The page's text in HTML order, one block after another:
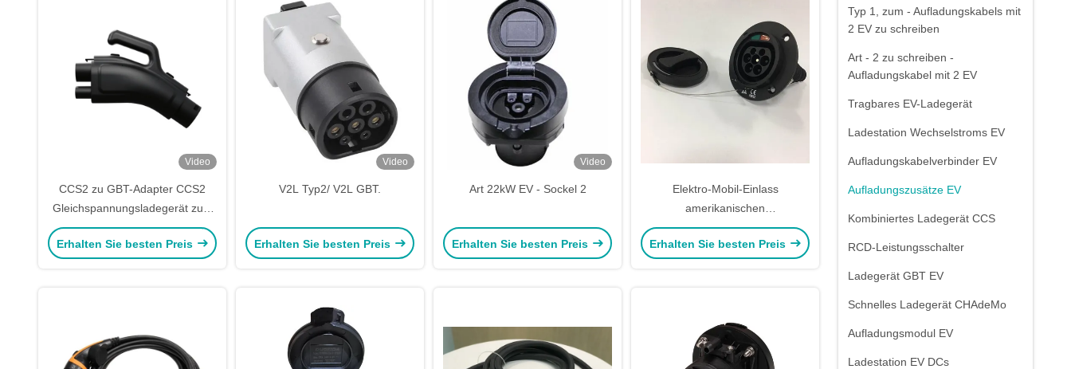
Typ 1, zum - Aufladungskabels mit
2 EV zu schreiben
Art - 2 zu schreiben -
Aufladungskabel mit 2 EV
Tragbares EV-Ladegerät
Ladestation Wechselstroms EV
Aufladungskabelverbinder EV
Aufladungszusätze EV
Kombiniertes Ladegerät CCS
RCD-Leistungsschalter
Ladegerät GBT EV
Schnelles Ladegerät CHAdeMo
Aufladungsmodul EV
Ladestation EV DCs
Video
CCS2 zu GBT-Adapter CCS2
Gleichspannungsladegerät zum
Aufladen des GBT-Einlass-
Elektrofahrzeugs
Erhalten Sie besten Preis
Video
V2L Typ2/ V2L GBT.
Erhalten Sie besten Preis
Video
Art 22kW EV - Sockel 2
Erhalten Sie besten Preis
Elektro-Mobil-Einlass
amerikanischen
Nationalstandards 16Amp EV
Aufladungszusatz-ROHS
Erhalten Sie besten Preis